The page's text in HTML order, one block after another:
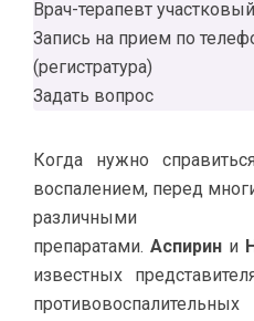
Врач-терапевт
Запись на прием по
(регистратура)
Задать вопрос
Когда нужно
воспалением, перед
различными
препаратами. Аспирини
известных